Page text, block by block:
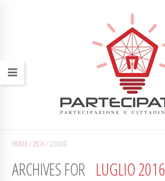
HOME/2016/LUGLIO
ARCHIVES FOR LUGLIO 2016